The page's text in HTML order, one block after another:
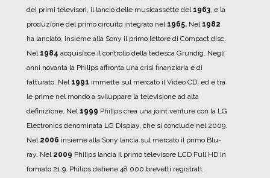
dei primi televisori, il lancio delle musicassette del 1963 , e la
produzione del primo circuito integrato nel 1965. Nel 1982
ha lanciato, insieme alla Sony il primo lettore di Compact disc.
Nel 1984 acquisisce il controllo della tedesca Grundig. Negli
anni novanta la Philips affronta una crisi finanziaria e di
fatturato. Nel 1991 immette sul mercato il Video CD, ed è tra
le prime nel mondo a sviluppare la televisione ad alta
definizione. Nel 1999 Philips crea una joint venture con la LG
Electronics denominata LG Display, che si conclude nel 2009.
Nel 2006 insieme alla Sony lancia sul mercato il primo Blu-
ray. Nel 2009 Philips lancia il primo televisore LCD Full HD in
formato 21:9. Philips detiene 48 000 brevetti registrati.